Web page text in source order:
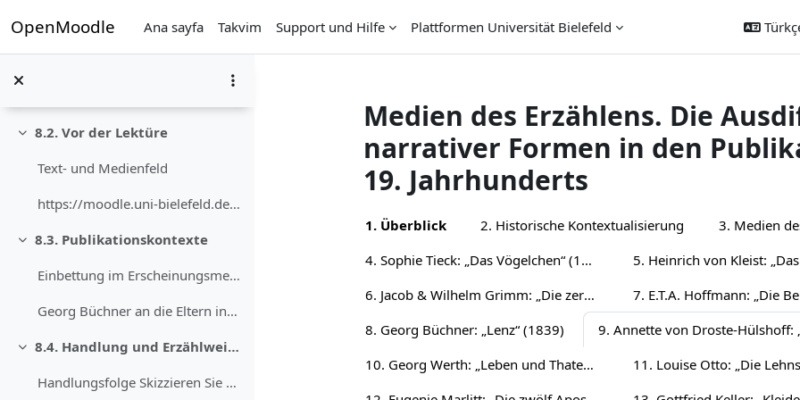
OpenMoodle Ana sayfa Takvim Support und Hilfe Plattformen Universität Bielefeld
Daralt
8. Georg Büchner: „Lenz“ (1839)
Daralt
8.2. Vor der Lektüre
Text- und Medienfeld
https://moodle.uni-bielefeld.de/draftfile.php/7161...
Daralt
8.3. Publikationskontexte
Einbettung im Erscheinungsmedium Wie Sie bereits w...
Georg Büchner an die Eltern in Darmstadt (Straßbur...
Daralt
8.4. Handlung und Erzählweise
Handlungsfolge Skizzieren Sie die Stationen, die L...
Medien des Erzählens. Die
narrativer Formen in den
19. Jahrhunderts
Bölüm anahatları
1. Überblick 2. Historische Kontextualisierung
3. Medien
4. Sophie Tieck: „Das Vögelchen“ (1802)
6. Jacob & Wilhelm Grimm: „Die zertanzten Schuhe“ (1815)
8. Georg Büchner: „Lenz“ (1839)
10. Georg Werth: „Leben und Thaten des berühmten Ritters Schnapphahnski“ (1848/49)